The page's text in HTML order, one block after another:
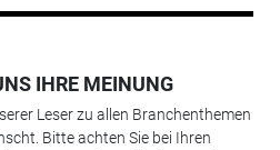
IHRE MEINUNG
Leser zu allen Branchenthemen
Bitte achten Sie bei Ihren